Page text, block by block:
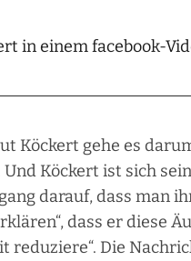
in einem facebook-
Köckert gehe es
Und Köckert ist sich
darauf, dass man
dass er diese
reduziere“. Die